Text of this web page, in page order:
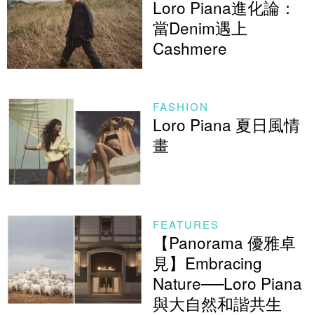
Loro Piana進化論：
當Denim遇上
Cashmere
FASHION
Loro Piana 夏日風情
畫
FEATURES
【Panorama 優雅卓
見】Embracing
Nature──Loro Piana
與大自然和諧共生